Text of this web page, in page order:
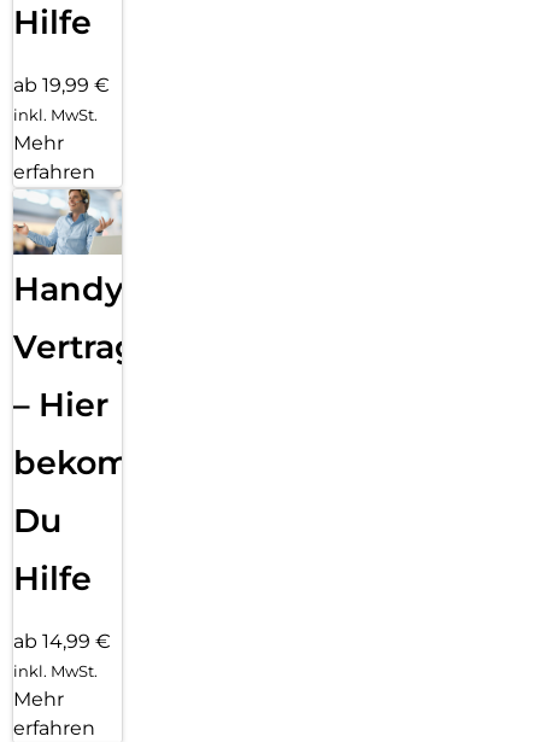
Hilfe
ab 19,99 €
inkl. MwSt.
Mehr
erfahren
Handy
Vertragsabwicklung
– Hier
bekommst
Du
Hilfe
ab 14,99 €
inkl. MwSt.
Mehr
erfahren